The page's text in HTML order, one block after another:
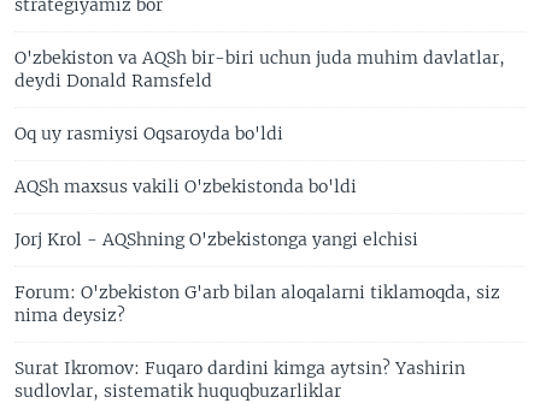
strategiyamiz bor
O'zbekiston va AQSh bir-biri uchun juda muhim davlatlar,
deydi Donald Ramsfeld
Oq uy rasmiysi Oqsaroyda bo'ldi
AQSh maxsus vakili O'zbekistonda bo'ldi
Jorj Krol - AQShning O'zbekistonga yangi elchisi
Forum: O'zbekiston G'arb bilan aloqalarni tiklamoqda, siz
nima deysiz?
Surat Ikromov: Fuqaro dardini kimga aytsin? Yashirin
sudlovlar, sistematik huquqbuzarliklar